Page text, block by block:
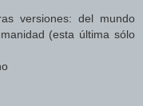
versiones: del mundo
(esta última sólo